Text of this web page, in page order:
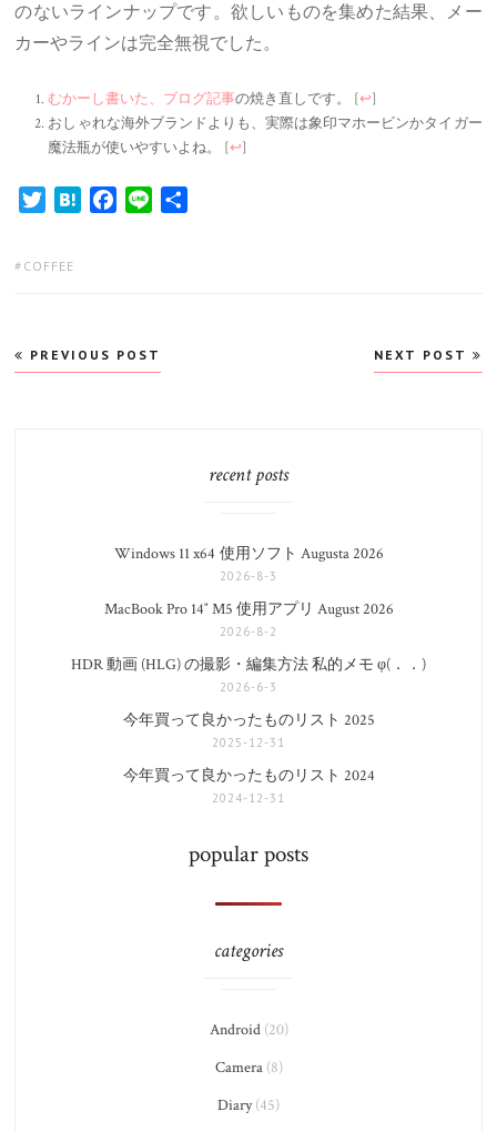
のないラインナップです。欲しいものを集めた結果、メー
カーやラインは完全無視でした。
むかーし書いた、ブログ記事の焼き直しです。 [↩]
おしゃれな海外ブランドよりも、実際は象印マホービンかタイガー
魔法瓶が使いやすいよね。
[↩]
TwitterHatenaFacebook
Line
TAGS:
COFFEE
投
稿
PREVIOUS POST NEXT POST
recent posts
Windows 11 x64 使用ソフト Augusta 2026
2026-8-3
MacBook Pro 14″ M5 使用アプリ August 2026
2026-8-2
HDR 動画 (HLG) の撮影・編集方法 私的メモ φ(．．)
2026-6-3
今年買って良かったものリスト 2025
2025-12-31
今年買って良かったものリスト 2024
2024-12-31
popular posts
categories
Android(20)
Camera(8)
Diary(45)